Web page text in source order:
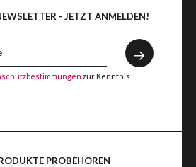
- JETZT ANMELDEN!
zur Kenntnis
PROBEHÖREN